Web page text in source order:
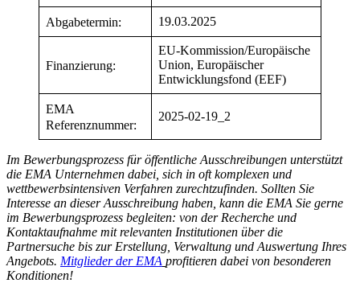
Abgabetermin: 19.03.2025
Finanzierung:
EU-Kommission/Europäische
Union, Europäischer
Entwicklungsfond (EEF)
EMA
Referenznummer:
2025-02-19_2
Im Bewerbungsprozess für öffentliche Ausschreibungen unterstützt
die EMA Unternehmen dabei, sich in oft komplexen und
wettbewerbsintensiven Verfahren zurechtzufinden. Sollten Sie
Interesse an dieser Ausschreibung haben, kann die EMA Sie gerne
im Bewerbungsprozess begleiten: von der Recherche und
Kontaktaufnahme mit relevanten Institutionen über die
Partnersuche bis zur Erstellung, Verwaltung und Auswertung Ihres
Angebots. Mitglieder der EMA profitieren dabei von besonderen
Konditionen!